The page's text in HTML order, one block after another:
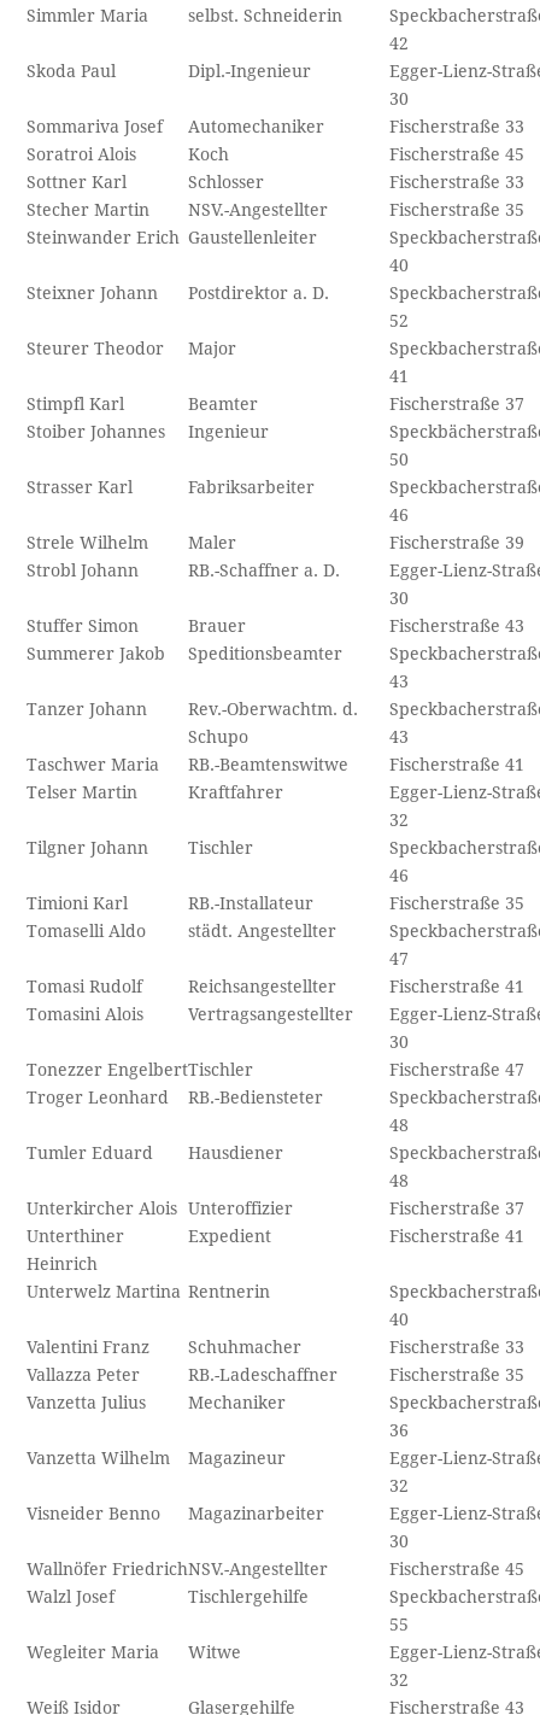
Simmler Maria
selbst. Schneiderin
42
Skoda Paul
Dipl.-Ingenieur
Egger-Lienz-
30
Sommariva Josef
Automechaniker
Fischerstraße 33
Soratroi Alois
Koch
Fischerstraße 45
Sottner Karl
Schlosser
Fischerstraße 33
Stecher Martin
NSV.-Angestellter
Fischerstraße 35
Steinwander Erich Gaustellenleiter
40
Steixner Johann
Postdirektor a. D.
52
Steurer Theodor
Major
41
Stimpfl Karl
Beamter
Fischerstraße 37
Stoiber Johannes
Ingenieur
50
Strasser Karl
Fabriksarbeiter
46
Strele Wilhelm
Maler
Fischerstraße 39
Strobl Johann
RB.-Schaffner a. D.
Egger-Lienz-
30
Stuffer Simon
Brauer
Fischerstraße 43
Summerer Jakob
Speditionsbeamter
43
Tanzer Johann
Rev.-Oberwachtm. d.
Schupo
43
Taschwer Maria
RB.-Beamtenswitwe
Fischerstraße 41
Telser Martin
Kraftfahrer
Egger-Lienz-
32
Tilgner Johann
Tischler
46
Timioni Karl
RB.-Installateur
Fischerstraße 35
Tomaselli Aldo
städt. Angestellter
47
Tomasi Rudolf
Reichsangestellter
Fischerstraße 41
Tomasini Alois
Vertragsangestellter
Egger-Lienz-
30
Tonezzer EngelbertTischler
Fischerstraße 47
Troger Leonhard
RB.-Bediensteter
48
Tumler Eduard
Hausdiener
48
Unterkircher Alois Unteroffizier
Fischerstraße 37
Unterthiner
Heinrich
Expedient Fischerstraße 41
Unterwelz Martina Rentnerin
40
Valentini Franz
Schuhmacher
Fischerstraße 33
Vallazza Peter
RB.-Ladeschaffner
Fischerstraße 35
Vanzetta Julius
Mechaniker
36
Vanzetta Wilhelm
Magazineur
Egger-Lienz-
32
Visneider Benno
Magazinarbeiter
Egger-Lienz-
30
Wallnöfer FriedrichNSV.-Angestellter
Fischerstraße 45
Walzl Josef
Tischlergehilfe
55
Wegleiter Maria
Witwe
Egger-Lienz-
32
Weiß Isidor
Glasergehilfe Fischerstraße 43